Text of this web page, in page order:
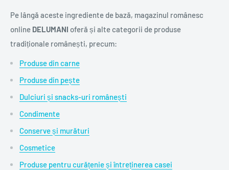
Pe lângă aceste ingrediente de bază, magazinul românesc
online DELUMANI oferă și alte categorii de produse
tradiționale românești, precum:
Produse din carne
Produse din pește
Dulciuri și snacks-uri românești
Condimente
Conserve și murături
Cosmetice
Produse pentru curățenie și întreținerea casei